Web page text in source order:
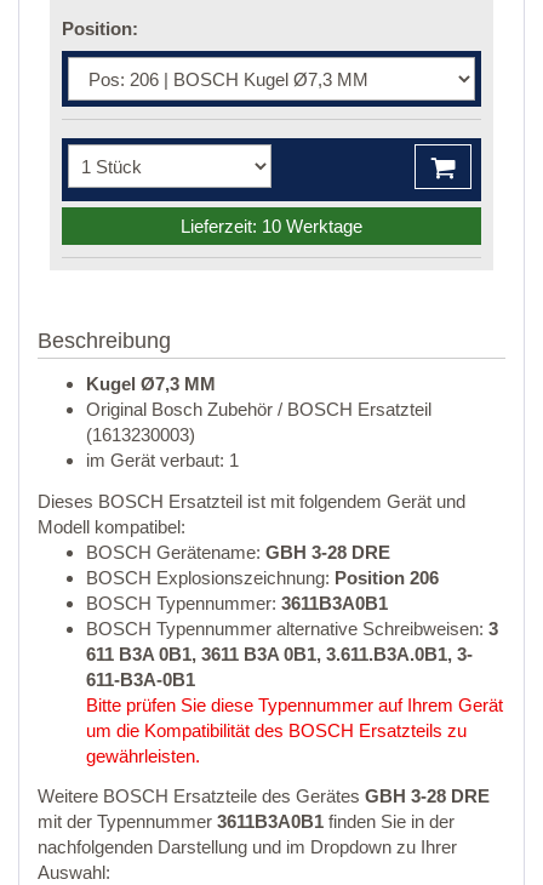
Position:
Lieferzeit: 10 Werktage
Beschreibung
Kugel Ø7,3 MM
Original Bosch Zubehör / BOSCH Ersatzteil
(1613230003)
im Gerät verbaut: 1
Dieses BOSCH Ersatzteil ist mit folgendem Gerät und
Modell kompatibel:
BOSCH Gerätename: GBH 3-28 DRE
BOSCH Explosionszeichnung: Position 206
BOSCH Typennummer: 3611B3A0B1
BOSCH Typennummer alternative Schreibweisen: 3
611 B3A 0B1, 3611 B3A 0B1, 3.611.B3A.0B1, 3-
611-B3A-0B1
Bitte prüfen Sie diese Typennummer auf Ihrem Gerät
um die Kompatibilität des BOSCH Ersatzteils zu
gewährleisten.
Weitere BOSCH Ersatzteile des Gerätes GBH 3-28 DRE
mit der Typennummer 3611B3A0B1 finden Sie in der
nachfolgenden Darstellung und im Dropdown zu Ihrer
Auswahl: